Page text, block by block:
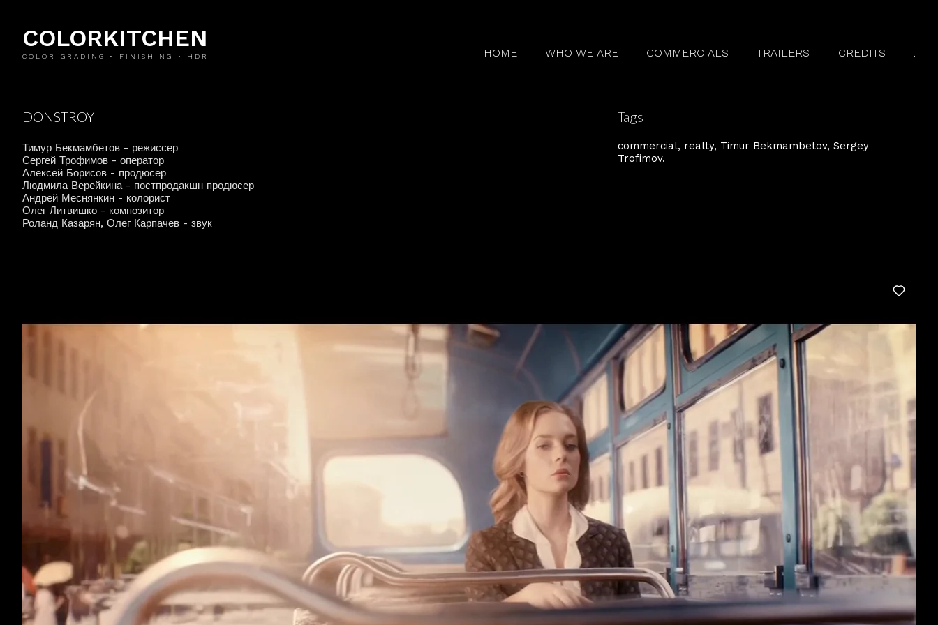
COLORKITCHEN
COLOR GRADING • FINISHING • HDR HOME WHO WE ARE COMMERCIALS TRAILERS CREDITS .
DONSTROY
Тимур Бекмамбетов - режиссер
Сергей Трофимов - оператор
Алексей Борисов - продюсер
Людмила Верейкина - постпродакшн продюсер
Андрей Меснянкин - колорист
Олег Литвишко - композитор
Роланд Казарян, Олег Карпачев - звук
Tags
commercial realty Timur Bekmambetov Sergey
Trofimov